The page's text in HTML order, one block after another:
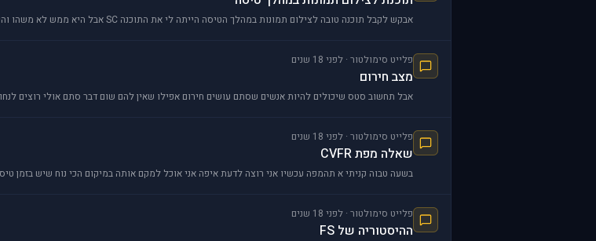
אבקש לקבל תוכנה טובה לצילום תמונות במהלך הטיסה הייתה לי את התוכנה SC אבל היא ממש לא משהו והייתה לי גם התוכנה FRAPS שהיא מצויינת אבל לא עבדה טוב על המחשב תודה
פלייט סימולטור · לפני 18 שנים
מצב חירום
אבל תחשוב סטס שיכולים להיות אנשים שסתם עושים חירום אפילו שאין להם שום דבר סתם אולי רוצים
פלייט סימולטור · לפני 18 שנים
שאלה מפת CVFR
בשעה טבוה קניתי א תהמפה עכשיו אני רוצה לדעת איפה אני אוכל למקם אותה במיקום הכי נוח שיש בזמן
פלייט סימולטור · לפני 18 שנים
ההיסטוריה של FS